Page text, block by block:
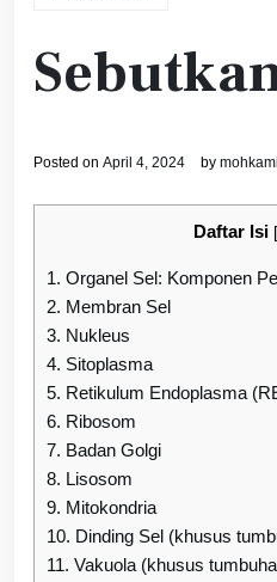
Posted on April 4, 2024 by mohkamil
Daftar Isi [
1. Organel Sel: Komponen
2. Membran Sel
3. Nukleus
4. Sitoplasma
5. Retikulum Endoplasma
6. Ribosom
7. Badan Golgi
8. Lisosom
9. Mitokondria
10. Dinding Sel (khusus
11. Vakuola (khusus